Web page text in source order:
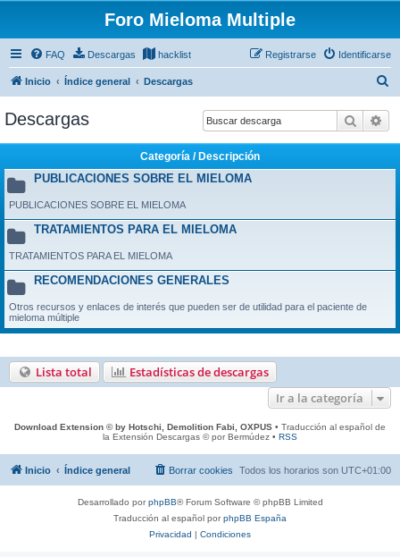
Foro Mieloma Multiple
FAQ Descargas hacklist Identificarse
Registrarse
Inicio Índice general Descargas
c
Descargas Buscar
Categoría / Descripción
PUBLICACIONES SOBRE EL MIELOMA
PUBLICACIONES SOBRE EL MIELOMA
TRATAMIENTOS PARA EL MIELOMA
TRATAMIENTOS PARA EL MIELOMA
RECOMENDACIONES GENERALES
Otros recursos y enlaces de interés que pueden ser de utilidad para el paciente de
mieloma múltiple
Lista total
Estadísticas de descargas
Ir a la categoría
Download Extension © by Hotschi, Demolition Fabi, OXPUS • Traducción al español de
la Extensión Descargas © por Bermúdez • RSS
Inicio Índice general Todos los horarios son UTC+01:00
Borrar cookies
Desarrollado porphpBB® Forum Software © phpBB Limited
Traducción al español porphpBB España
Privacidad | Condiciones